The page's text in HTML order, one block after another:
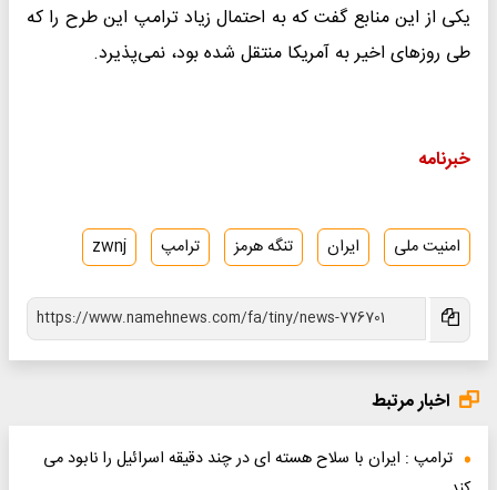
یکی از این منابع گفت که به احتمال زیاد ترامپ این طرح را که
طی روزهای اخیر به آمریکا منتقل شده بود، نمی‌پذیرد.
خبرنامه
امنیت ملی ایران تنگه هرمز ترامپ zwnj
اخبار مرتبط
ترامپ : ایران با سلاح هسته ای در چند دقیقه اسرائیل را نابود می